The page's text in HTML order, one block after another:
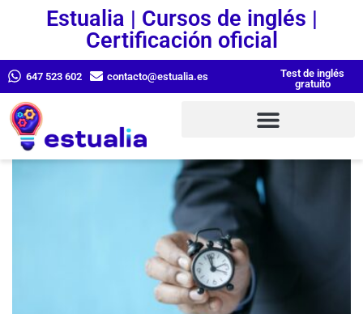
Estualia | Cursos de inglés |
Certificación oficial
647 523 602 contacto@estualia.es
Test de inglés
gratuito